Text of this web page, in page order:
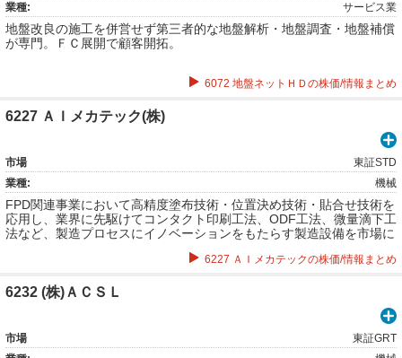
業種:
サービス業
地盤改良の施工を併営せず第三者的な地盤解析・地盤調査・地盤補償
が専門。ＦＣ展開で顧客開拓。
6072 地盤ネットＨＤの株価/情報まとめ
6227 ＡＩメカテック(株)
市場
東証STD
業種:
機械
FPD関連事業において高精度塗布技術・位置決め技術・貼合せ技術を
応用し、業界に先駆けてコンタクト印刷工法、ODF工法、微量滴下工
法など、製造プロセスにイノベーションをもたらす製造設備を市場に
6227 ＡＩメカテックの株価/情報まとめ
6232 (株)ＡＣＳＬ
市場
東証GRT